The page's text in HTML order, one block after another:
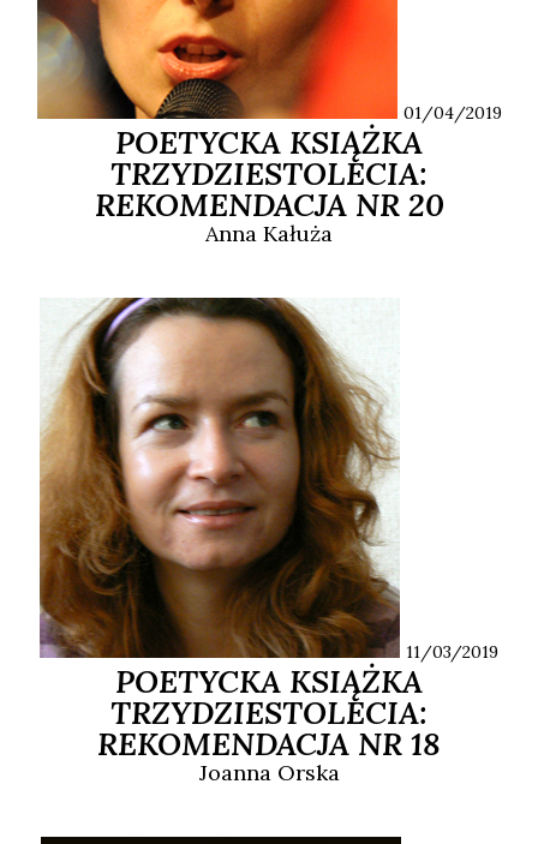
01/04/2019
POETYCKA KSIĄŻKA
TRZYDZIESTOLECIA:
REKOMENDACJA NR 20
Anna Kałuża
11/03/2019
POETYCKA KSIĄŻKA
TRZYDZIESTOLECIA:
REKOMENDACJA NR 18
Joanna Orska